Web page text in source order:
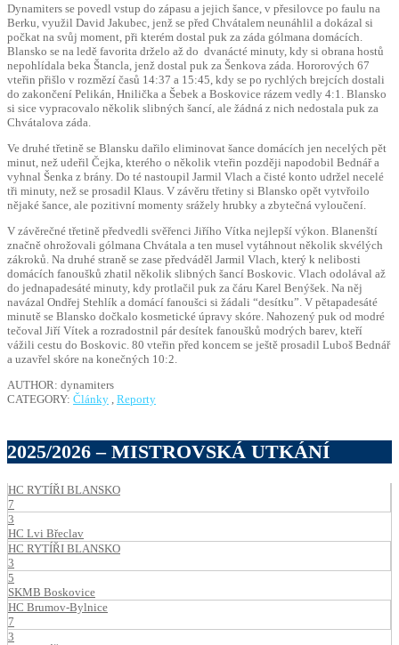
Dynamiters se povedl vstup do zápasu a jejich šance, v přesilovce po faulu na
Berku, využil David Jakubec, jenž se před Chvátalem neunáhlil a dokázal si
počkat na svůj moment, při kterém dostal puk za záda gólmana domácích.
Blansko se na ledě favorita drželo až do dvanácté minuty, kdy si obrana hostů
nepohlídala beka Štancla, jenž dostal puk za Šenkova záda. Hororových 67
vteřin přišlo v rozmězí časů 14:37 a 15:45, kdy se po rychlých brejcích dostali
do zakončení Pelikán, Hnilička a Šebek a Boskovice rázem vedly 4:1. Blansko
si sice vypracovalo několik slibných šancí, ale žádná z nich nedostala puk za
Chvátalova záda.
Ve druhé třetině se Blansku dařilo eliminovat šance domácích jen necelých pět
minut, než udeřil Čejka, kterého o několik vteřin později napodobil Bednář a
vyhnal Šenka z brány. Do té nastoupil Jarmil Vlach a čisté konto udržel necelé
tři minuty, než se prosadil Klaus. V závěru třetiny si Blansko opět vytvřoilo
nějaké šance, ale pozitivní momenty srážely hrubky a zbytečná vyloučení.
V závěrečné třetině předvedli svěřenci Jiřího Vítka nejlepší výkon. Blanenští
značně ohrožovali gólmana Chvátala a ten musel vytáhnout několik skvélých
zákroků. Na druhé straně se zase předváděl Jarmil Vlach, který k nelibosti
domácích fanoušků zhatil několik slibných šancí Boskovic. Vlach odolával až
do jednapadesáté minuty, kdy protlačil puk za čáru Karel Benýšek. Na něj
navázal Ondřej Stehlík a domácí fanoušci si žádali “desítku”. V pětapadesáté
minutě se Blansko dočkalo kosmetické úpravy skóre. Nahozený puk od modré
tečoval Jiří Vítek a rozradostnil pár desítek fanoušků modrých barev, kteří
vážili cestu do Boskovic. 80 vteřin před koncem se ještě prosadil Luboš Bednář
a uzavřel skóre na konečných 10:2.
AUTHOR: dynamiters
CATEGORY: Články Reporty
2025/2026 – MISTROVSKÁ UTKÁNÍ
HC RYTÍŘI BLANSKO
7
3
HC Lvi Břeclav
HC RYTÍŘI BLANSKO
3
5
SKMB Boskovice
HC Brumov-Bylnice
7
3